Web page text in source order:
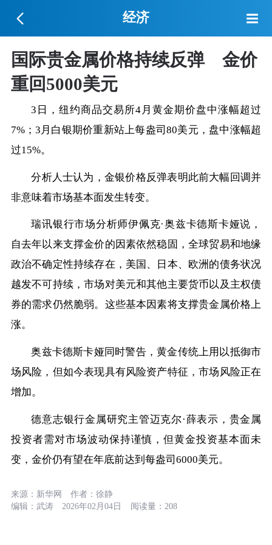
经济
国际贵金属价格持续反弹 金价
重回5000美元
3日，纽约商品交易所4月黄金期价盘中涨幅超过
7%；3月白银期价重新站上每盎司80美元，盘中涨幅超
过15%。
分析人士认为，金银价格反弹表明此前大幅回调并
非意味着市场基本面发生转变。
瑞讯银行市场分析师伊佩克·奥兹卡德斯卡娅说，
自去年以来支撑金价的因素依然稳固，全球贸易和地缘
政治不确定性持续存在，美国、日本、欧洲的债务状况
越发不可持续，市场对美元和其他主要货币以及主权债
券的需求仍然脆弱。这些基本因素将支撑贵金属价格上
涨。
奥兹卡德斯卡娅同时警告，黄金传统上用以抵御市
场风险，但如今表现具有风险资产特征，市场风险正在
增加。
德意志银行金属研究主管迈克尔·薛表示，贵金属
投资者需对市场波动保持谨慎，但黄金投资基本面未
变，金价仍有望在年底前达到每盎司6000美元。
来源： 新华网 作者：徐静
编辑： 武涛 2026年02月04日 阅读量： 208